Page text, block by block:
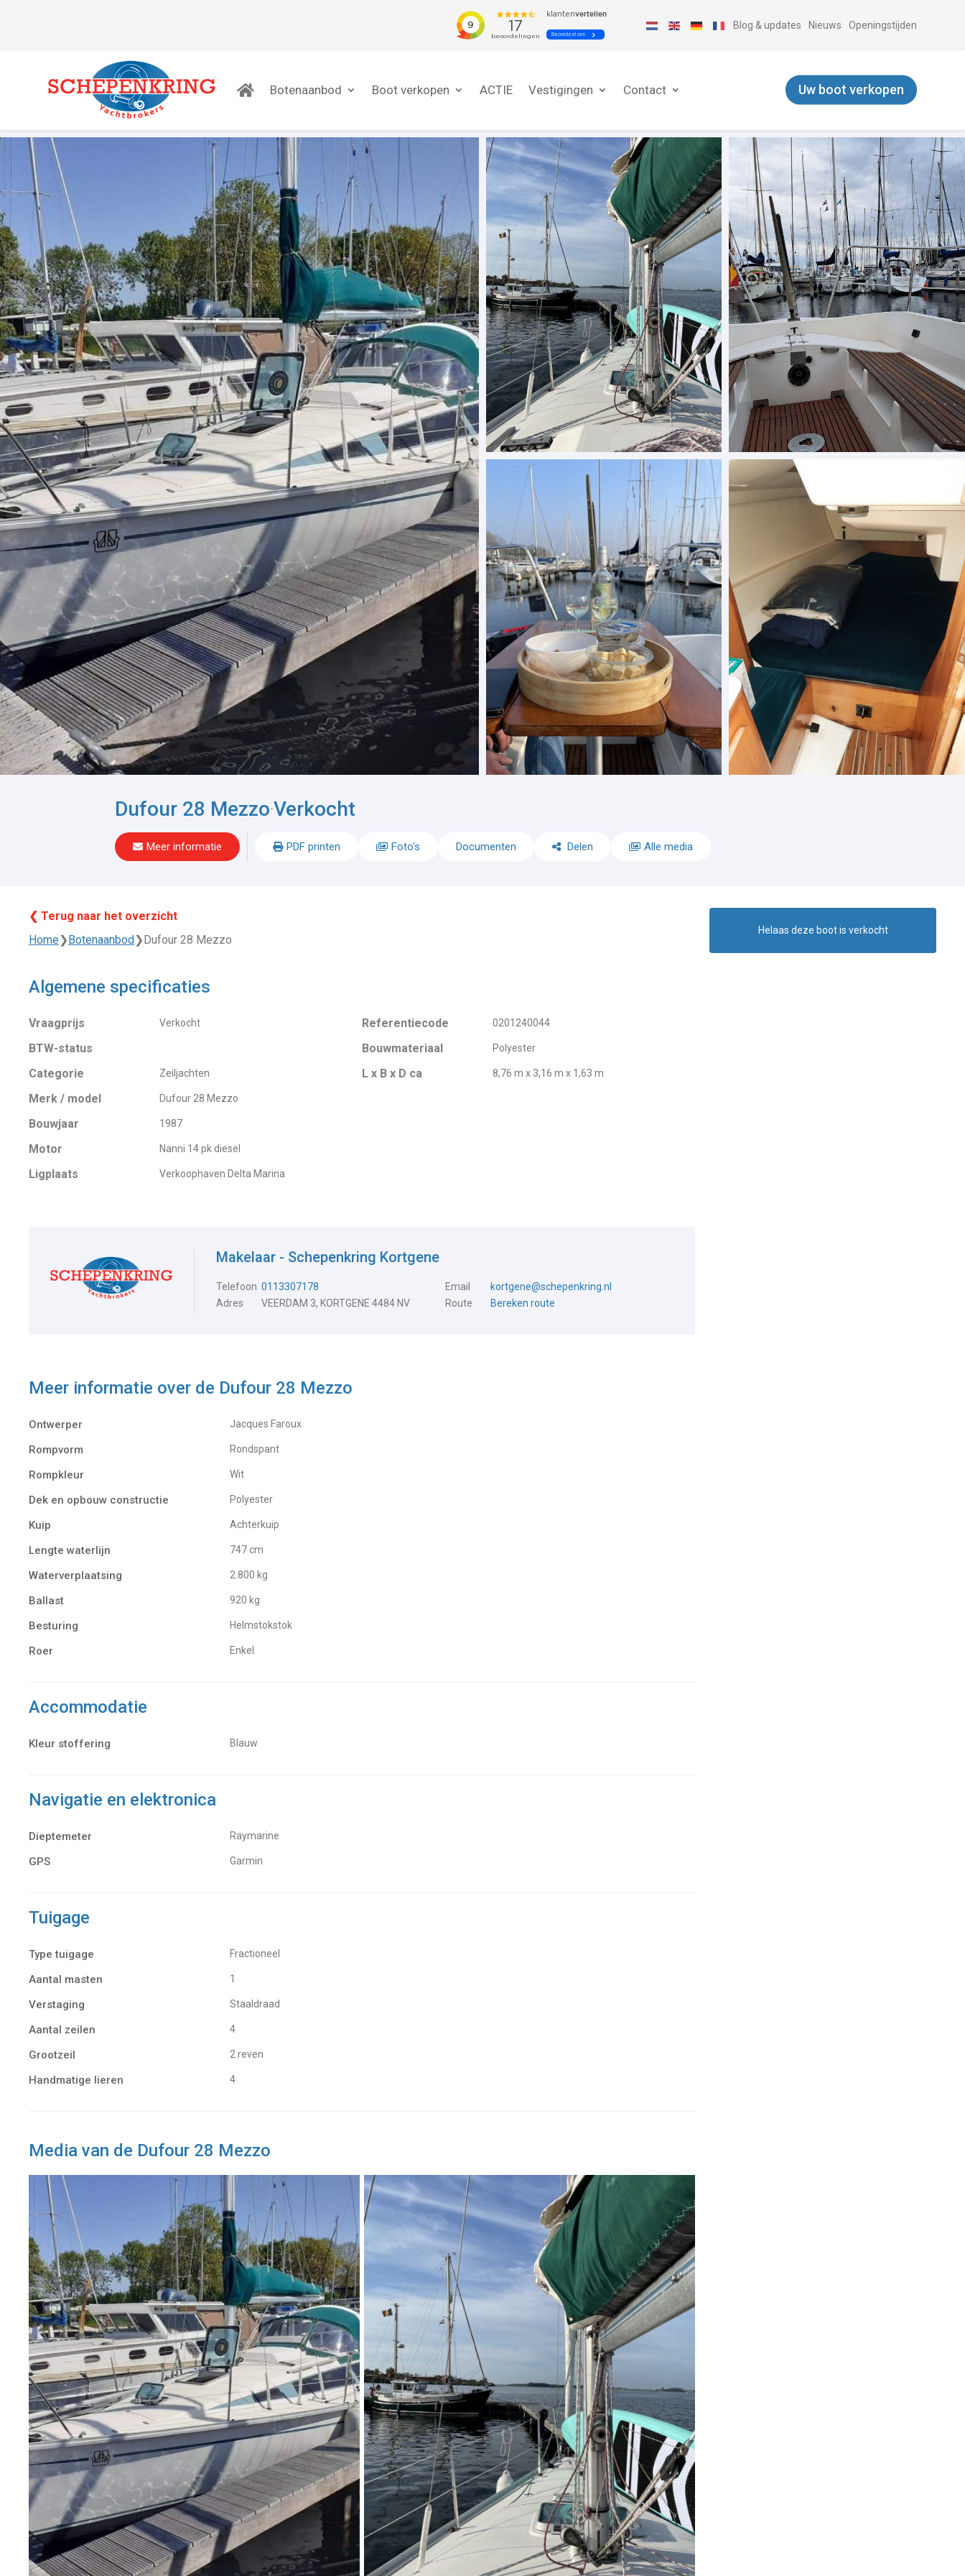
Blog & updates Nieuws Openingstijden
Botenaanbod Boot verkopen ACTIE Vestigingen Contact Uw boot verkopen
Dufour 28 Mezzo-Verkocht
Meer informatie PDF printen Foto's Documenten Delen Alle media
❮ Terug naar het overzicht
Home❯Botenaanbod❯Dufour 28 Mezzo
Algemene specificaties
Vraagprijs Verkocht
BTW-status
Categorie
Zeiljachten
Merk / model Dufour 28 Mezzo
Bouwjaar 1987
Motor Nanni 14 pk diesel
Ligplaats Verkoophaven Delta Marina
Referentiecode 0201240044
Bouwmateriaal Polyester
L x B x D ca 8,76 m x 3,16 m x 1,63 m
Makelaar - Schepenkring Kortgene
Telefoon 0113307178 Email
kortgene@schepenkring.nl
Adres
VEERDAM 3, KORTGENE 4484 NV Route Bereken route
Meer informatie over de Dufour 28 Mezzo
Ontwerper Jacques Faroux
Rompvorm Rondspant
Rompkleur Wit
Dek en opbouw constructie Polyester
Kuip Achterkuip
Lengte waterlijn 747 cm
Waterverplaatsing 2.800 kg
Ballast 920 kg
Besturing Helmstokstok
Roer Enkel
Accommodatie
Kleur stoffering Blauw
Navigatie en elektronica
Dieptemeter Raymarine
GPS Garmin
Tuigage
Type tuigage Fractioneel
Aantal masten 1
Verstaging Staaldraad
Aantal zeilen 4
Grootzeil 2 reven
Handmatige lieren 4
Media van de Dufour 28 Mezzo
Helaas deze boot is verkocht